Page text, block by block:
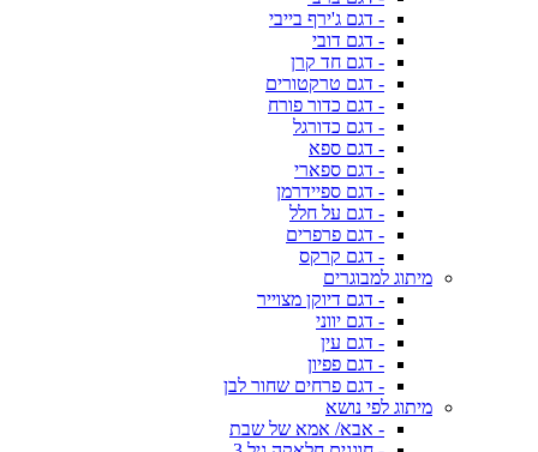
- דגם ג'ירף בייבי
- דגם דובי
- דגם חד קרן
- דגם טרקטורים
- דגם כדור פורח
- דגם כדורגל
- דגם ספא
- דגם ספארי
- דגם ספיידרמן
- דגם על חלל
- דגם פרפרים
- דגם קרקס
מיתוג למבוגרים
- דגם דיוקן מצוייר
- דגם יווני
- דגם עין
- דגם פפיון
- דגם פרחים שחור לבן
מיתוג לפי נושא
- אבא/ אמא של שבת